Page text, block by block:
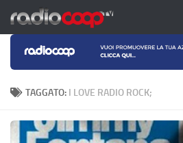
Salta al contenuto
TAGGATO: I LOVE RADIO ROCK;